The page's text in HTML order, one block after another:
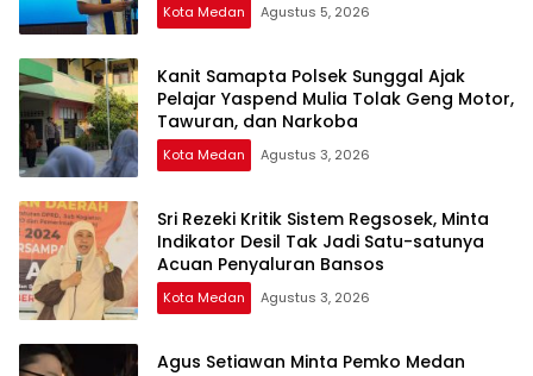
Kota Medan Agustus 5, 2026
Kanit Samapta Polsek Sunggal Ajak
Pelajar Yaspend Mulia Tolak Geng Motor,
Tawuran, dan Narkoba
Kota Medan Agustus 3, 2026
Sri Rezeki Kritik Sistem Regsosek, Minta
Indikator Desil Tak Jadi Satu-satunya
Acuan Penyaluran Bansos
Kota Medan Agustus 3, 2026
Agus Setiawan Minta Pemko Medan